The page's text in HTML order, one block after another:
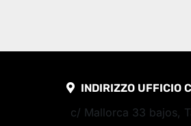
INDIRIZZO UFFICIO
c/ Mallorca 33 bajos,